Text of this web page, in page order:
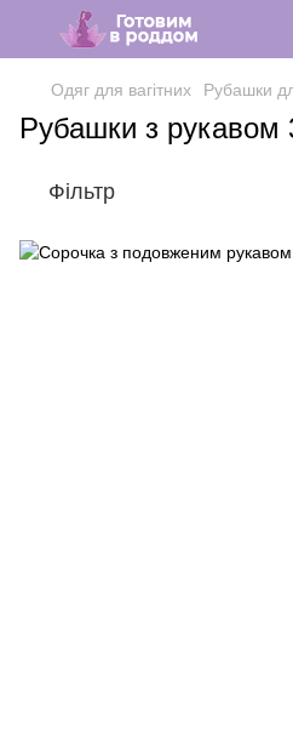
Одяг для вагітних Рубашки
Рубашки з рукавом
Фільтр